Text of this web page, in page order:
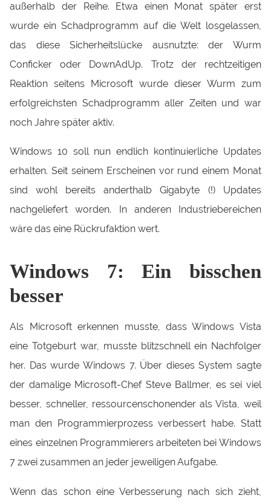
außerhalb der Reihe. Etwa einen Monat später erst
wurde ein Schadprogramm auf die Welt losgelassen,
das diese Sicherheitslücke ausnutzte: der Wurm
Conficker oder DownAdUp. Trotz der rechtzeitigen
Reaktion seitens Microsoft wurde dieser Wurm zum
erfolgreichsten Schadprogramm aller Zeiten und war
noch Jahre später aktiv.
Windows 10 soll nun endlich kontinuierliche Updates
erhalten. Seit seinem Erscheinen vor rund einem Monat
sind wohl bereits anderthalb Gigabyte (!) Updates
nachgeliefert worden. In anderen Industriebereichen
wäre das eine Rückrufaktion wert.
Windows 7: Ein bisschen
besser
Als Microsoft erkennen musste, dass Windows Vista
eine Totgeburt war, musste blitzschnell ein Nachfolger
her. Das wurde Windows 7. Über dieses System sagte
der damalige Microsoft-Chef Steve Ballmer, es sei viel
besser, schneller, ressourcenschonender als Vista, weil
man den Programmierprozess verbessert habe. Statt
eines einzelnen Programmierers arbeiteten bei Windows
7 zwei zusammen an jeder jeweiligen Aufgabe.
Wenn das schon eine Verbesserung nach sich zieht,